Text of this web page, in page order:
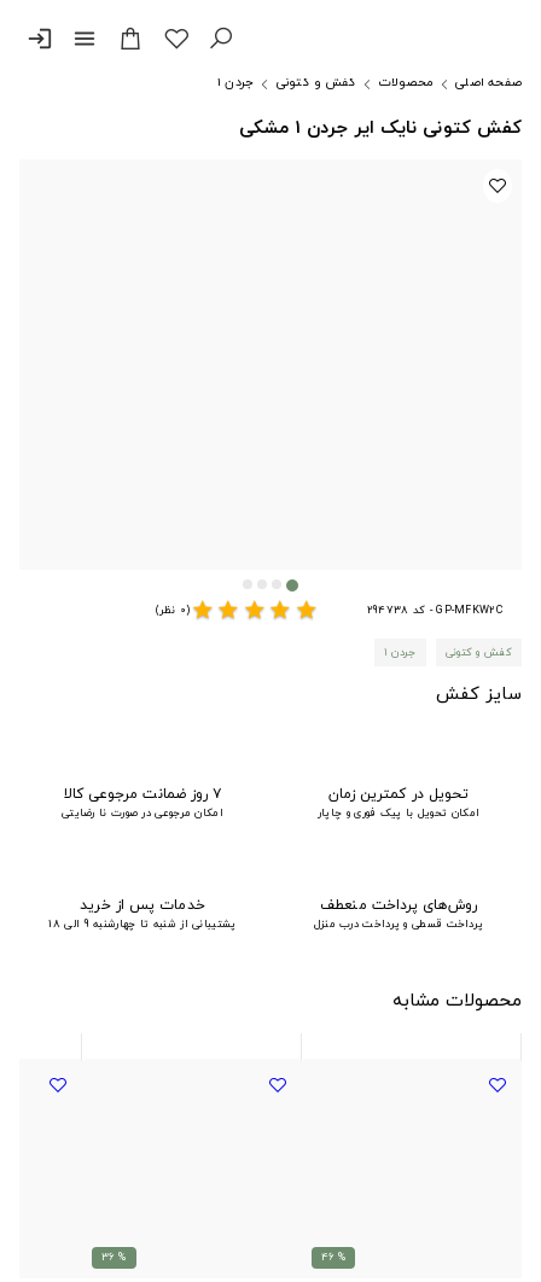
menu
login
صفحه اصلی محصولات کفش و کتونی جردن ۱
کفش کتونی نایک ایر جردن 1 مشکی
GP-MFKW2C - کد 294738 star
star
star
star
star(0 نظر)
کفش و کتونی جردن ۱
سایز کفش
تحویل در کمترین زمان
امکان تحویل با پیک فوری و چاپار
۷ روز ضمانت مرجوعی کالا
امکان مرجوعی در صورت نا رضایتی
روش‌های پرداخت منعطف
پرداخت قسطی و پرداخت درب منزل
خدمات پس از خرید
پشتیبانی از شنبه تا چهارشنبه 9 الی 18
محصولات مشابه
% 46
% 36